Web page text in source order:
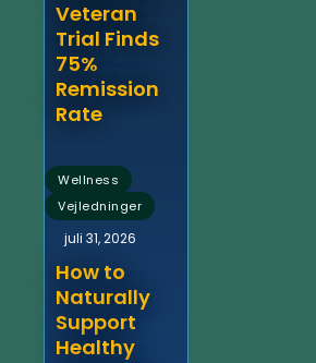
Veteran
Trial Finds
75%
Remission
Rate
Wellness ,
Vejledninger
juli 31, 2026
How to
Naturally
Support
Healthy